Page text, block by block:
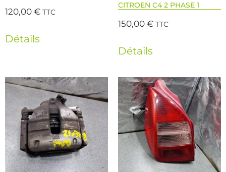
120,00€ TTC
Détails
CITROEN C4 2 PHASE 1
150,00€ TTC
Détails